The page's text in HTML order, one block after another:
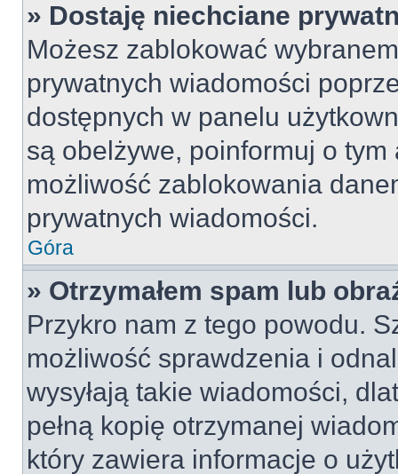
» Dostaję niechciane
Możesz zablokować
prywatnych wiadomości
dostępnych w panelu
są obelżywe, poinformuj o
możliwość zablokowania
prywatnych wiadomości.
Góra
» Otrzymałem spam lub
Przykro nam z tego powodu.
możliwość sprawdzenia i
wysyłają takie wiadomości,
pełną kopię otrzymanej
który zawiera informacje o